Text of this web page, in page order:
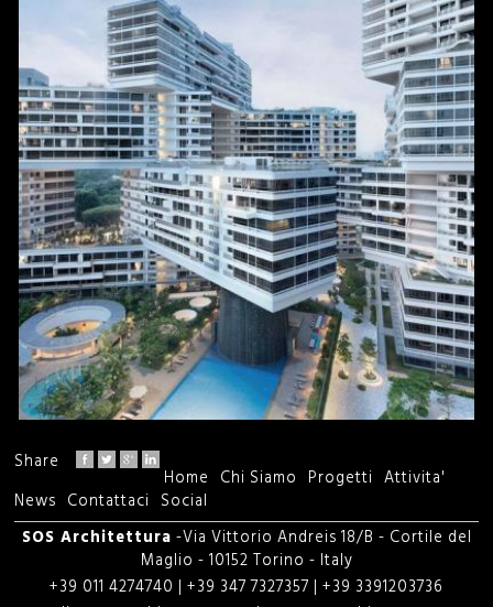
Share
M
e
Home Chi Siamo Progetti Attivita'
News Contattaci Social
SOS Architettura -Via Vittorio Andreis 18/B - Cortile del
Maglio - 10152 Torino - Italy
+39 011 4274740 | +39 347 7327357 | +39 3391203736